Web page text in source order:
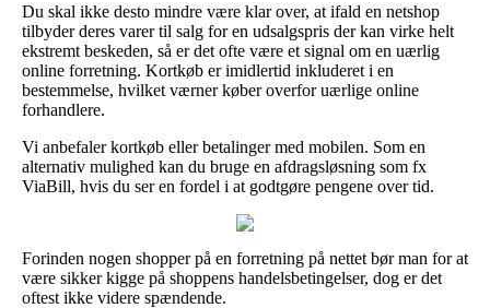
Du skal ikke desto mindre være klar over, at ifald en netshop
tilbyder deres varer til salg for en udsalgspris der kan virke helt
ekstremt beskeden, så er det ofte være et signal om en uærlig
online forretning. Kortkøb er imidlertid inkluderet i en
bestemmelse, hvilket værner køber overfor uærlige online
forhandlere.
Vi anbefaler kortkøb eller betalinger med mobilen. Som en
alternativ mulighed kan du bruge en afdragsløsning som fx
ViaBill, hvis du ser en fordel i at godtgøre pengene over tid.
Forinden nogen shopper på en forretning på nettet bør man for at
være sikker kigge på shoppens handelsbetingelser, dog er det
oftest ikke videre spændende.